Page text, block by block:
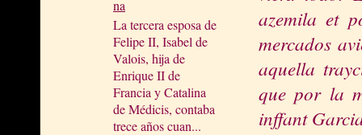
na
La tercera esposa de
Felipe II, Isabel de
Valois, hija de
Enrique II de
Francia y Catalina
de Médicis, contaba
trece años cuan...
azemila et
mercados
aquella
que por la
inffant